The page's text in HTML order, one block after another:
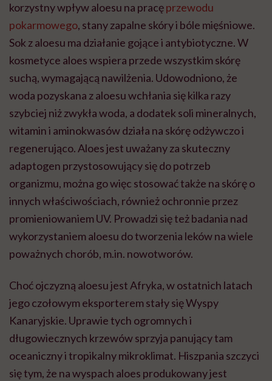
korzystny wpływ aloesu na pracęprzewodu
pokarmowego, stany zapalne skóry i bóle mięśniowe.
Sok z aloesu ma działanie gojące i antybiotyczne. W
kosmetyce aloes wspiera przede wszystkim skórę
suchą, wymagającą nawilżenia. Udowodniono, że
woda pozyskana z aloesu wchłania się kilka razy
szybciej niż zwykła woda, a dodatek soli mineralnych,
witamin i aminokwasów działa na skórę odżywczo i
regenerująco. Aloes jest uważany za skuteczny
adaptogen przystosowujący się do potrzeb
organizmu, można go więc stosować także na skórę o
innych właściwościach, również ochronnie przez
promieniowaniem UV. Prowadzi się też badania nad
wykorzystaniem aloesu do tworzenia leków na wiele
poważnych chorób, m.in. nowotworów.
Choć ojczyzną aloesu jest Afryka, w ostatnich latach
jego czołowym eksporterem stały się Wyspy
Kanaryjskie. Uprawie tych ogromnych i
długowiecznych krzewów sprzyja panujący tam
oceaniczny i tropikalny mikroklimat. Hiszpania szczyci
się tym, że na wyspach aloes produkowany jest